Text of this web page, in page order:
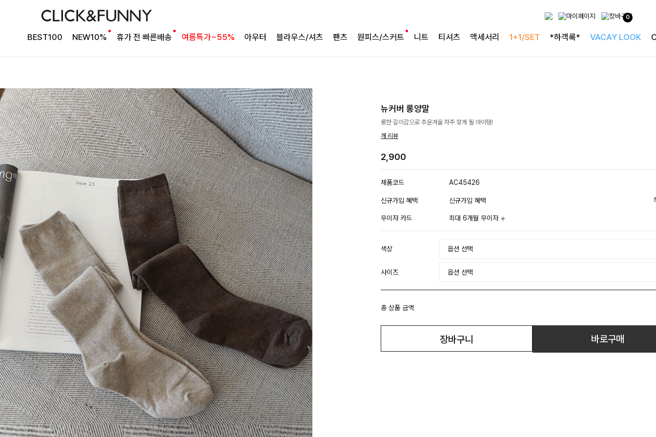
0
BEST100 NEW10% 휴가 전 빠른배송 여름특가~55% 아우터 블라우스/셔츠 팬츠 원피스/스커트 니트 티셔츠 액세서리 1+1/SET *하객룩* VACAY LOOK
뉴커버 롱양말
롱한 길이감으로 추운겨울 자주 찾게 될 아이템!
개 리뷰
2,900
제품코드 AC45426
신규가입 혜택 신규가입 혜택
무이자 카드 최대 6개월 무이자
색상
사이즈
총 상품 금액
장바구니 바로구매